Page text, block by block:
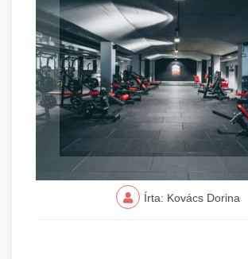
Írta: Kovács Dorina